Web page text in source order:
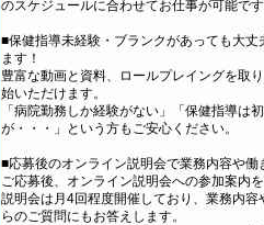
のスケジュールに合わせてお仕事が可能です
■保健指導未経験・ブランクがあっても大
ます！
豊富な動画と資料、ロールプレイングを取
始いただけます。
「病院勤務しか経験がない」「保健指導は
が・・・」という方もご安心ください。
■応募後のオンライン説明会で業務内容や働
ご応募後、オンライン説明会への参加案内を
説明会は月4回程度開催しており、業務内
らのご質問にもお答えします。